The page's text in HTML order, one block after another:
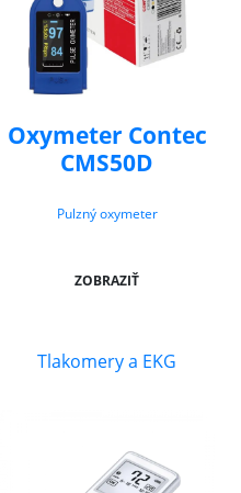
Oxymeter Contec
CMS50D
Pulzný oxymeter
ZOBRAZIŤ
Tlakomery a EKG